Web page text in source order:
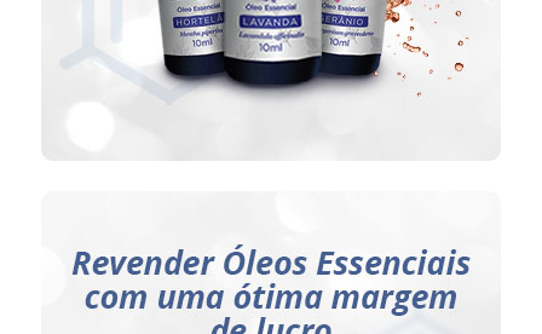
Ideal para:
Pessoas comuns (CPF)